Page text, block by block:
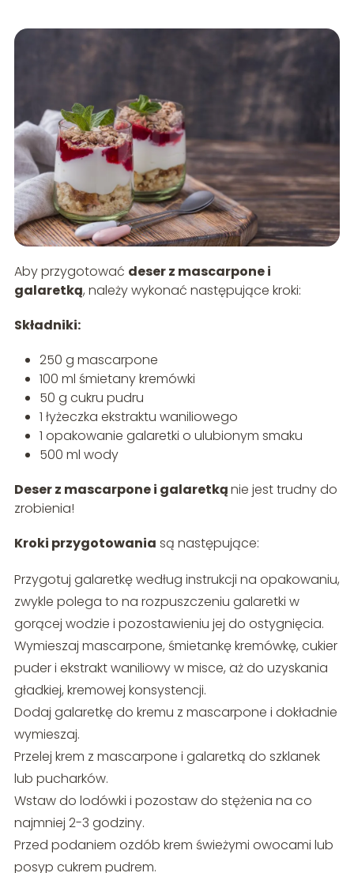
Aby przygotować deser z mascarpone i
galaretką, należy wykonać następujące kroki:
Składniki:
250 g mascarpone
100 ml śmietany kremówki
50 g cukru pudru
1 łyżeczka ekstraktu waniliowego
1 opakowanie galaretki o ulubionym smaku
500 ml wody
Deser z mascarpone i galaretkąnie jest trudny do
zrobienia!
Kroki przygotowania są następujące:
Przygotuj galaretkę według instrukcji na opakowaniu,
zwykle polega to na rozpuszczeniu galaretki w
gorącej wodzie i pozostawieniu jej do ostygnięcia.
Wymieszaj mascarpone, śmietankę kremówkę, cukier
puder i ekstrakt waniliowy w misce, aż do uzyskania
gładkiej, kremowej konsystencji.
Dodaj galaretkę do kremu z mascarpone i dokładnie
wymieszaj.
Przelej krem z mascarpone i galaretką do szklanek
lub pucharków.
Wstaw do lodówki i pozostaw do stężenia na co
najmniej 2-3 godziny.
Przed podaniem ozdób krem świeżymi owocami lub
posyp cukrem pudrem.